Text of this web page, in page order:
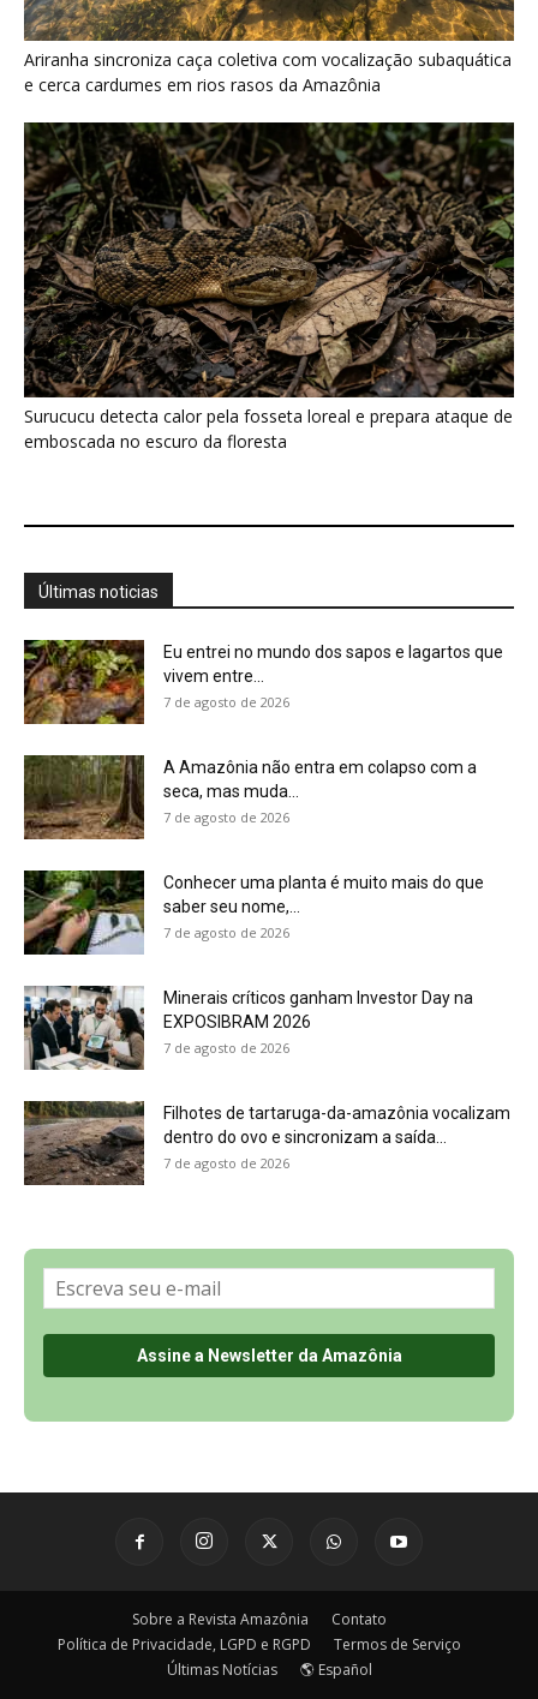
Ariranha sincroniza caça coletiva com vocalização subaquática
e cerca cardumes em rios rasos da Amazônia
Surucucu detecta calor pela fosseta loreal e prepara ataque de
emboscada no escuro da floresta
Últimas noticias
Eu entrei no mundo dos sapos e lagartos que
vivem entre...
7 de agosto de 2026
A Amazônia não entra em colapso com a
seca, mas muda...
7 de agosto de 2026
Conhecer uma planta é muito mais do que
saber seu nome,...
7 de agosto de 2026
Minerais críticos ganham Investor Day na
EXPOSIBRAM 2026
7 de agosto de 2026
Filhotes de tartaruga-da-amazônia vocalizam
dentro do ovo e sincronizam a saída...
7 de agosto de 2026
Sobre a Revista Amazônia
Contato
Política de Privacidade, LGPD e RGPD
Termos de Serviço
Últimas Notícias
🌎 Español